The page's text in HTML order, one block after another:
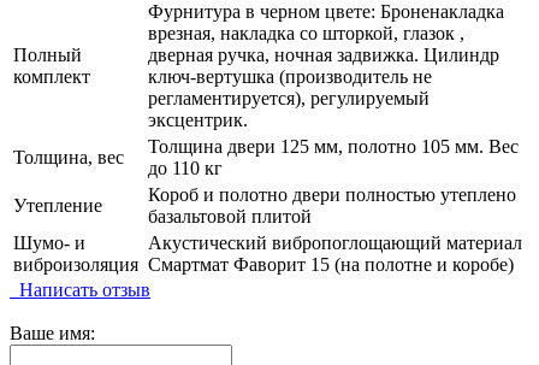
Полный
комплект
Фурнитура в черном цвете: Броненакладка
врезная, накладка со шторкой, глазок ,
дверная ручка, ночная задвижка. Цилиндр
ключ-вертушка (производитель не
регламентируется), регулируемый
эксцентрик.
Толщина, вес
Толщина двери 125 мм, полотно 105 мм. Вес
до 110 кг
Утепление
Короб и полотно двери полностью утеплено
базальтовой плитой
Шумо- и
виброизоляция
Акустический вибропоглощающий материал
Смартмат Фаворит 15 (на полотне и коробе)
Написать отзыв
Ваше имя: